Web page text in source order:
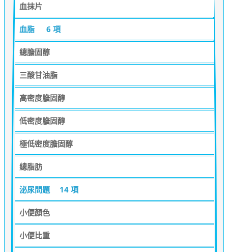
血抹片
血脂 6 項
總膽固醇
三酸甘油脂
高密度膽固醇
低密度膽固醇
極低密度膽固醇
總脂肪
泌尿問題 14 項
小便顏色
小便比重